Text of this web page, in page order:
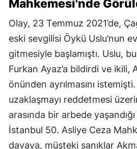
Mahkemesi'nde
Olay, 23 Temmuz 2021’de,
eski sevgilisi Öykü Uslu’nun
gitmesiyle başlamıştı. Uslu,
Furkan Ayaz’a bildirdi ve ikili,
önünden ayrılmasını
uzaklaşmayı reddetmesi
arasında bir arbede
İstanbul 50. Asliye Ceza
davaya, müşteki sanıklar